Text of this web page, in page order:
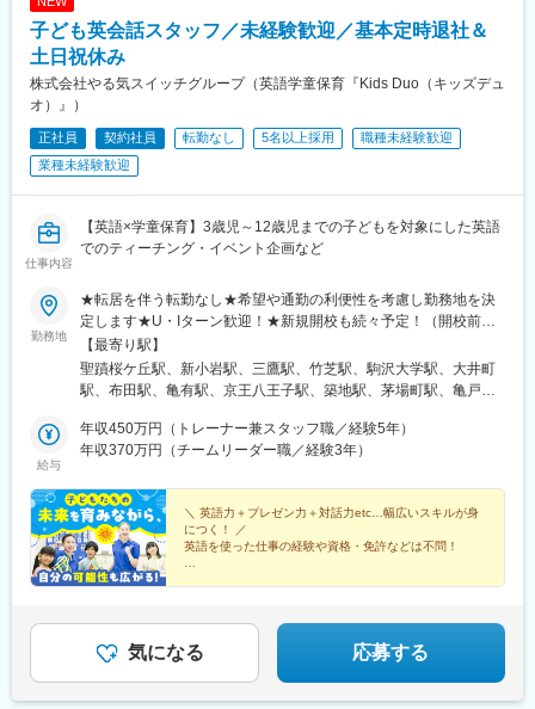
沼駅、四宮駅
子ども英会話スタッフ／未経験歓迎／基本定時退社＆
土日祝休み
株式会社やる気スイッチグループ（英語学童保育『Kids Duo（キッズデュ
オ）』）
正社員 契約社員 転勤なし 5名以上採用
職種未経験歓迎
業種未経験歓迎
仕事内容
【英語×学童保育】3歳児～12歳児までの子どもを対象にした英語
でのティーチング・イベント企画など
勤務地
★転居を伴う転勤なし★希望や通勤の利便性を考慮し勤務地を決
定します★U・Iターン歓迎！★新規開校も続々予定！（開校前は
既存校での勤務となります）■東京聖蹟桜ヶ丘／江戸川／吉祥寺南
／晴海フラッグ／石神井／駒沢大学／大井町／国領／亀有／三鷹
／八王子／聖路加タワー／スクエア東京／亀戸／有明ガーデン■神
駅前／金沢八景／鎌倉／港南台／湘南T-SITE■愛知長久手／半田／
大府■大阪豊中ロマンチック街道■兵庫門戸厄神／甲子園口／西宮
日本で英語を使った仕事をしたい方、英語力をキープしたい方大
歓迎♪ネイティブとの会話も多く、レッスン中は全て英語のため着
実に英語力UP！
【最寄り駅】
聖蹟桜ケ丘駅、新小岩駅、三鷹駅、竹芝駅、駒沢大学駅、大井町
駅、布田駅、亀有駅、京王八王子駅、築地駅、茅場町駅、亀戸
駅、淵野辺駅、逗子駅、青葉台駅、金沢八景駅(横浜シーサイドラ
イン)、本鵠沼駅、比良駅(愛知県)、杁ケ池公園駅、住吉町駅、大
駅、上一万駅、国領駅、八王子駅、新富町駅(東京都)、八丁堀駅
(東京都)、錦糸町駅、有明テニスの森駅、和田塚駅、逗子・葉山
駅、金沢八景駅(京急線)、知多半田駅、甲東園駅、平和通一丁目
駅、月島駅、日本橋駅(東京都)、有明駅(東京都)、海の公園南口
駅、半田駅、警察署前駅
給与
年収450万円（トレーナー兼スタッフ職／経験5年）
年収370万円（チームリーダー職／経験3年）
＼ 英語力＋プレゼン力＋対話力etc…幅広いスキルが身
につく！ ／
英語を使った仕事の経験や資格・免許などは不問！
＊年休120日＋土日祝休
＊基本定時退社
気になる 応募する